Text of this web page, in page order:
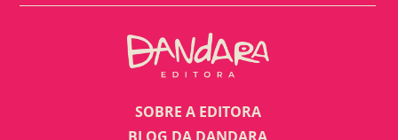
SOBRE A EDITORA
BLOG DA DANDARA